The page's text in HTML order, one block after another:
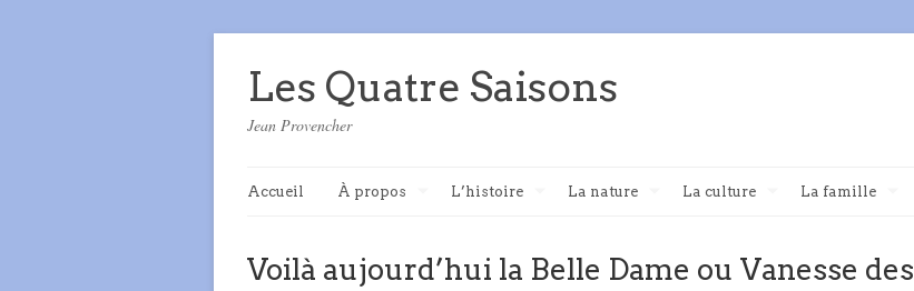
Les Quatre Saisons
Jean Provencher
Accueil À propos L’histoire La nature La culture La famille
Voilà aujourd’hui la Belle Dame ou Vanesse des